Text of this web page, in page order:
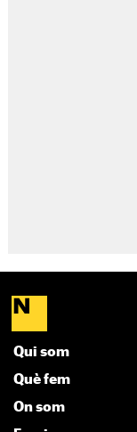
Qui som
Què fem
On som